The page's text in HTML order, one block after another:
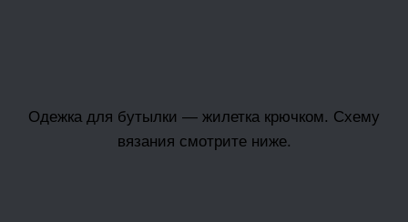
Одежка для бутылки — жилетка крючком. Схему
вязания смотрите ниже.